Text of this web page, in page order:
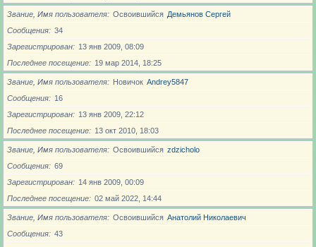
Звание, Имя пользователя Освоившийся Демьянов Сергей
Сообщения
34
Зарегистрирован
13 янв 2009, 08:09
Последнее посещение
19 мар 2014, 18:25
Звание, Имя пользователя Новичoк Andrey5847
Сообщения
16
Зарегистрирован
13 янв 2009, 22:12
Последнее посещение
13 окт 2010, 18:03
Звание, Имя пользователя Освоившийся zdzicholo
Сообщения
69
Зарегистрирован
14 янв 2009, 00:09
Последнее посещение
02 май 2022, 14:44
Звание, Имя пользователя Освоившийся Анатолий Николаевич
Сообщения
43